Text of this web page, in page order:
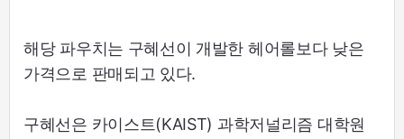
해당 파우치는 구혜선이 개발한 헤어롤보다 낮은
가격으로 판매되고 있다.
구혜선은 카이스트(KAIST) 과학저널리즘 대학원